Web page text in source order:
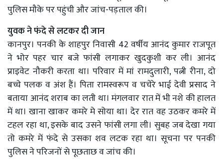
पुलिस मौके पर पहुंची और जांच-पड़ताल की।
युवक ने फंदे से लटकर दी जान
कानपुर। पनकी के शाहपुर निवासी 42 वर्षीय आनंद कुमार राजपूत
ने भोर पहर चार बजे फांसी लगाकर खुदकुशी कर ली। आनंद
प्राइवेट नौकरी करता था। परिवार में मां रामदुलारी, पत्नी रीना, दो
बच्चे पलक व अंश हैं। पिता रामस्वरूप व चचेरे भाई देवी प्रसाद ने
बताया आनंद शराब का लती था। मंगलवार रात में भी नशे की हालत
में था। खाना खाकर कमरे मे सोया था। देर रात वह उठकर कमरे में
टहल रहा था, इसके बाद उसने फांसी लगा ली। सुबह जब देखा गया
तो कमरे में फंदे से उसका शव लटक रहा था। सूचना पर पनकी
पुलिस ने परिजनों से पूछताछ व जांच की।